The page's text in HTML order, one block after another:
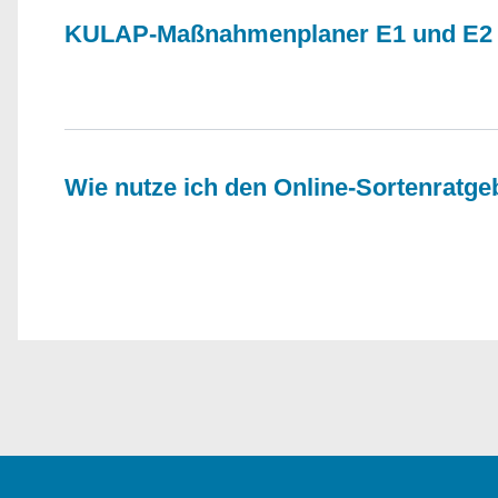
KULAP-Maßnahmenplaner E1 und E2
Wie nutze ich den Online-